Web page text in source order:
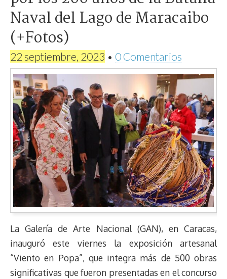
Naval del Lago de Maracaibo
(+Fotos)
22 septiembre, 2023 • 0 Comentarios
La Galería de Arte Nacional (GAN), en Caracas,
inauguró este viernes la exposición artesanal
“Viento en Popa”, que integra más de 500 obras
significativas que fueron presentadas en el concurso